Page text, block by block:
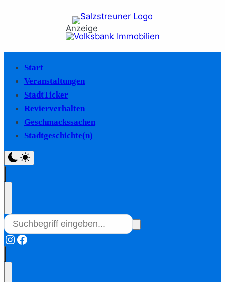
Anzeige
Start
Veranstaltungen
StadtTicker
Revierverhalten
Geschmackssachen
Stadtgeschichte(n)
Instagram
Facebook